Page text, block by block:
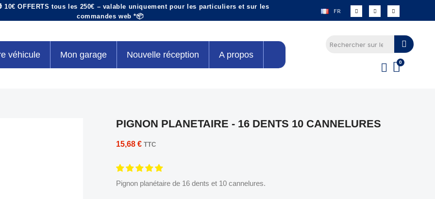
10€ OFFERTS tous les 250€ – valable uniquement pour les particuliers et sur les
commandes web *📦
FR
véhicule Mon garage Nouvelle réception A propos
PIGNON PLANETAIRE - 16 DENTS 10 CANNELURES
15,68 € TTC
Pignon planétaire de 16 dents et 10 cannelures.